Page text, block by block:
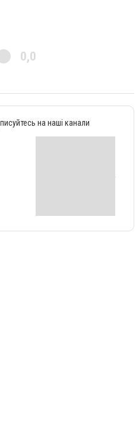
0,0
на наші канали